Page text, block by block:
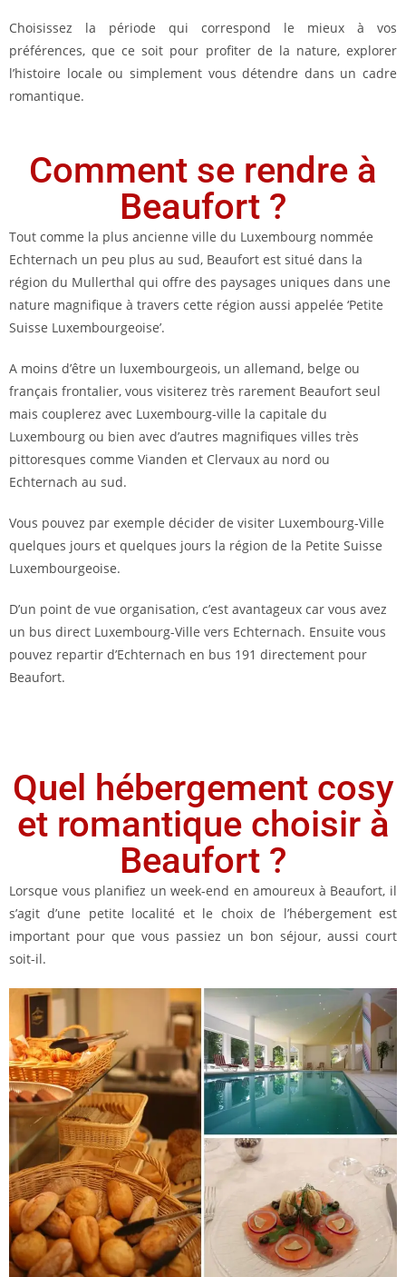
Choisissez la période qui correspond le mieux à vos
préférences, que ce soit pour profiter de la nature, explorer
l’histoire locale ou simplement vous détendre dans un cadre
romantique.
Comment se rendre à
Beaufort ?
Tout comme la plus ancienne ville du Luxembourg nommée
Echternach un peu plus au sud, Beaufort est situé dans la
région du Mullerthal qui offre des paysages uniques dans une
nature magnifique à travers cette région aussi appelée ‘Petite
Suisse Luxembourgeoise’.
A moins d’être un luxembourgeois, un allemand, belge ou
français frontalier, vous visiterez très rarement Beaufort seul
mais couplerez avec Luxembourg-ville la capitale du
Luxembourg ou bien avec d’autres magnifiques villes très
pittoresques comme Vianden et Clervaux au nord ou
Echternach au sud.
Vous pouvez par exemple décider de visiter Luxembourg-Ville
quelques jours et quelques jours la région de la Petite Suisse
Luxembourgeoise.
D’un point de vue organisation, c’est avantageux car vous avez
un bus direct Luxembourg-Ville vers Echternach. Ensuite vous
pouvez repartir d’Echternach en bus 191 directement pour
Beaufort.
Quel hébergement cosy
et romantique choisir à
Beaufort ?
Lorsque vous planifiez un week-end en amoureux à Beaufort, il
s’agit d’une petite localité et le choix de l’hébergement est
important pour que vous passiez un bon séjour, aussi court
soit-il.